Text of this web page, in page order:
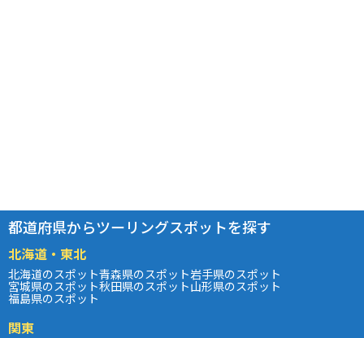
都道府県からツーリングスポットを探す
北海道・東北
北海道のスポット青森県のスポット岩手県のスポット
宮城県のスポット秋田県のスポット山形県のスポット
福島県のスポット
関東